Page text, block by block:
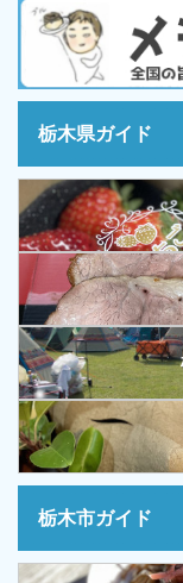
栃木県ガイド
栃木市ガイド